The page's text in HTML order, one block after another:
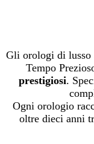
Gli orologi di lusso
Tempo
prestigiosi.
Ogni orologio
oltre dieci anni